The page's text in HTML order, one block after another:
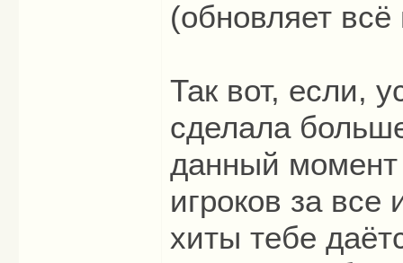
(обновляет
Так вот, если,
сделала
данный момент
игроков за все
хиты тебе